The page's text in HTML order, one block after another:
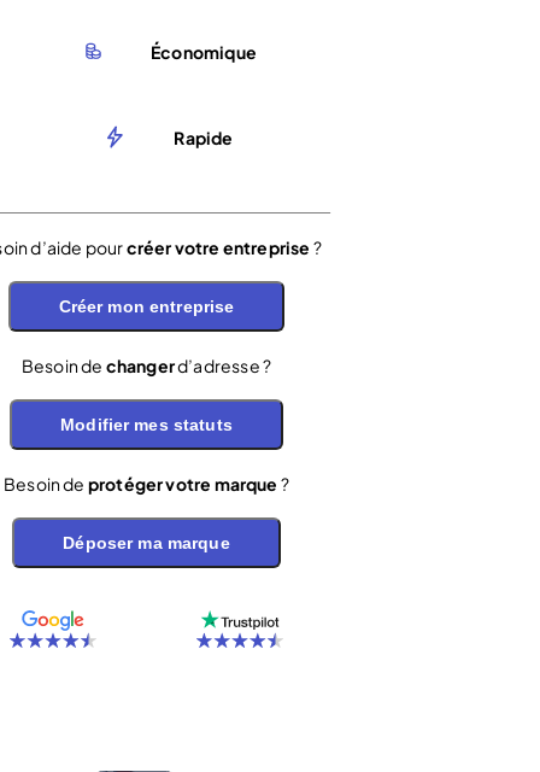
Économique
Rapide
d’aide pourcréer votre entreprise ?
Créer mon entreprise
Besoin de changerd’adresse ?
Modifier mes statuts
Besoin de protéger votre marque ?
Déposer ma marque